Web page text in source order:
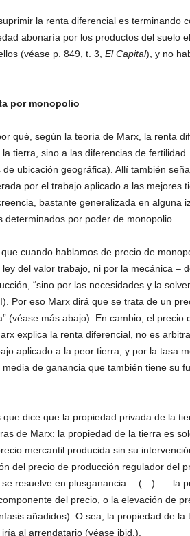
la renta diferencial es terminando
abonaría por los productos del suelo
(véase p. 849, t. 3, El Capital), y no
por monopolio
qué, según la teoría de Marx, la renta
tierra, sino a las diferencias de
ubicación geográfica). Allí también
por el trabajo aplicado a las mejores
bastante generalizada en alguna
por poder de monopolio.
cuando hablamos de precio de
del valor trabajo, ni por la mecánica –
“sino por las necesidades y la
Por eso Marx dirá que se trata de un
(véase más abajo). En cambio, el precio
explica la renta diferencial, no es
aplicado a la peor tierra, y por la tasa
de ganancia que también tiene su
dice que la propiedad privada de la
de Marx: la propiedad de la tierra es
mercantil producida sin su
del precio de producción regulador del
se resuelve en plusganancia… (…) … la
del precio, o la elevación de
añadidos). O sea, la propiedad de la
al arrendatario (véase ibid.).